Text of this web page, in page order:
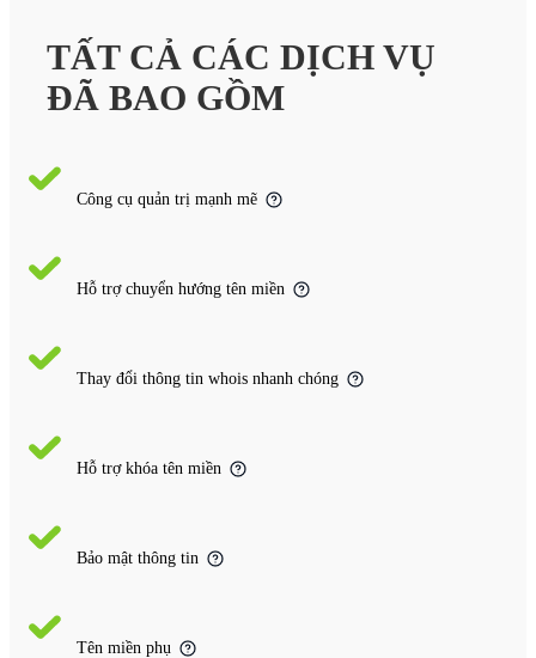
TẤT CẢ CÁC DỊCH VỤ
ĐÃ BAO GỒM
Công cụ quản trị mạnh mẽ
Hỗ trợ chuyển hướng tên miền
Thay đổi thông tin whois nhanh chóng
Hỗ trợ khóa tên miền
Bảo mật thông tin
Tên miền phụ